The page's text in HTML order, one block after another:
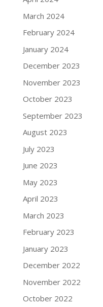
March 2024
February 2024
January 2024
December 2023
November 2023
October 2023
September 2023
August 2023
July 2023
June 2023
May 2023
April 2023
March 2023
February 2023
January 2023
December 2022
November 2022
October 2022